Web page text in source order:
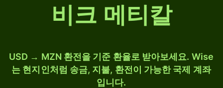
비크 메티칼
USD → MZN 환전을 기준 환율로 받아보세요. Wise
는 현지인처럼 송금, 지불, 환전이 가능한 국제 계좌
입니다.